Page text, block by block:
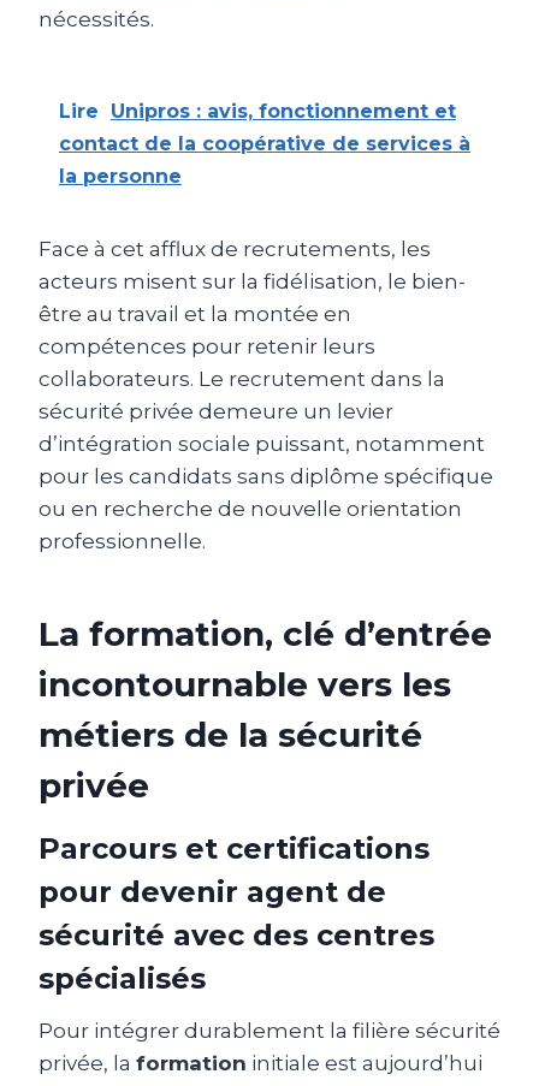
nécessités.
Lire
Unipros : avis, fonctionnement et
contact de la coopérative de services à
la personne
Face à cet afflux de recrutements, les
acteurs misent sur la fidélisation, le bien-
être au travail et la montée en
compétences pour retenir leurs
collaborateurs. Le recrutement dans la
sécurité privée demeure un levier
d’intégration sociale puissant, notamment
pour les candidats sans diplôme spécifique
ou en recherche de nouvelle orientation
professionnelle.
La formation, clé d’entrée
incontournable vers les
métiers de la sécurité
privée
Parcours et certifications
pour devenir agent de
sécurité avec des centres
spécialisés
Pour intégrer durablement la filière sécurité
privée, la formation initiale est aujourd’hui